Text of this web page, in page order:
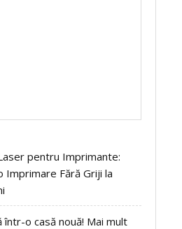
pentru Imprimante:
Imprimare Fără Griji la
într-o casă nouă! Mai mult